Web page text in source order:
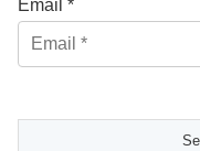
Email *